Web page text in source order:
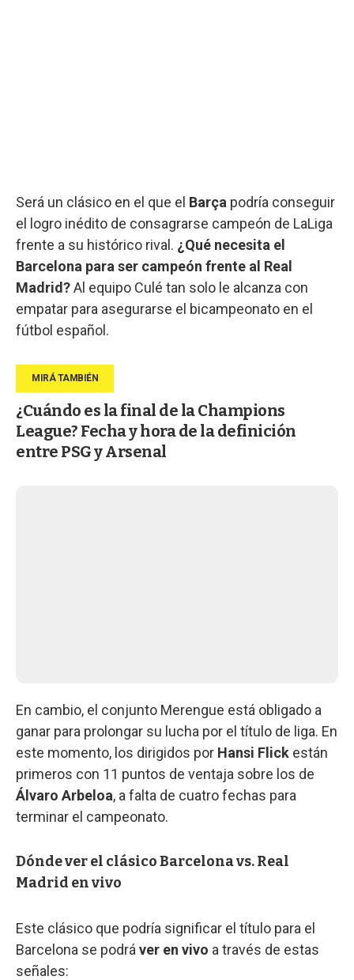
Será un clásico en el que el Barça podría conseguir
el logro inédito de consagrarse campeón de LaLiga
frente a su histórico rival. ¿Qué necesita el
Barcelona para ser campeón frente al Real
Madrid?Al equipo Culé tan solo le alcanza con
empatar para asegurarse el bicampeonato en el
fútbol español.
¿Cuándo es la final de la Champions
League? Fecha y hora de la definición
entre PSG y Arsenal
En cambio, el conjunto Merengue está obligado a
ganar para prolongar su lucha por el título de liga. En
este momento, los dirigidos por Hansi Flick están
primeros con 11 puntos de ventaja sobre los de
Álvaro Arbeloa, a falta de cuatro fechas para
terminar el campeonato.
Dónde ver el clásico Barcelona vs. Real
Madrid en vivo
Este clásico que podría significar el título para el
Barcelona se podrá ver en vivo a través de estas
señales: